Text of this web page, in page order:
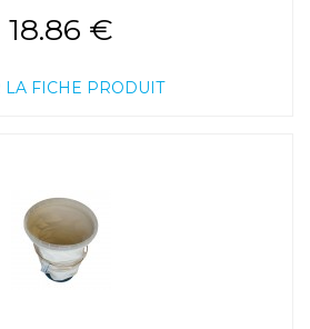
18.86 €
LA FICHE PRODUIT